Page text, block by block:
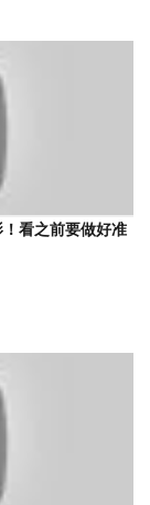
看之前要做好准